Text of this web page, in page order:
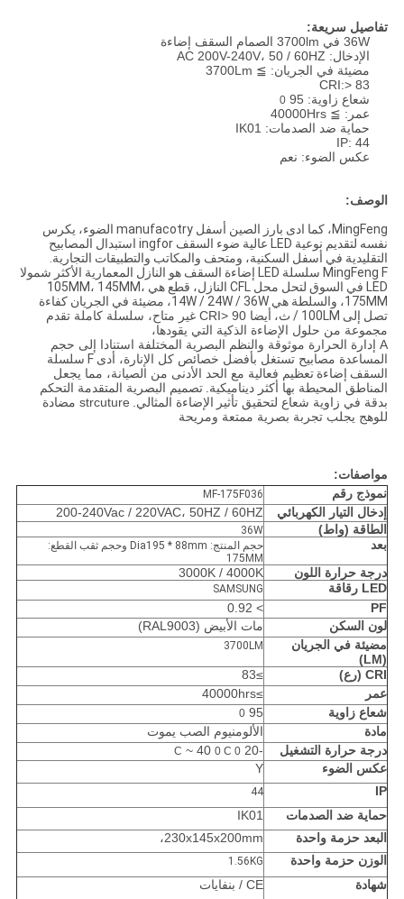
تفاصيل سريعة:
36W في 3700lm الصمام السقف إضاءة
الإدخال: AC 200V-240V، 50 / 60HZ
مضيئة في الجريان: ≧ 3700Lm
CRI:> 83
شعاع زاوية: 95
0
عمر: ≧ 40000Hrs
حماية ضد الصدمات: IK01
IP: 44
عكس الضوء: نعم
الوصف:
MingFeng، كما ادى بارز الصين أسفل manufacotry الضوء، يكرس
نفسه لتقديم نوعية LED عالية ضوء السقف ingfor استبدال المصابيح
التقليدية في أسفل السكنية، ومتحف والمكاتب والتطبيقات التجارية.
MingFeng F سلسلة LED إضاءة السقف هو النازل المعمارية الأكثر شمولا
LED في السوق لتحل محل CFL النازل، قطع هي 105MM، 145MM،
175MM، والسلطة هي 14W / 24W / 36W، مضيئة في الجريان كفاءة
تصل إلى 100LM / ث،
أيضا CRI> 90 غير متاح، سلسلة كاملة تقدم
مجموعة من حلول الإضاءة الذكية التي يقودها،
A إدارة الحرارة موثوقة والنظم البصرية المختلفة استنادا إلى حجم
المساعدة مصابيح تستغل بأفضل خصائص كل الإنارة، أدى
F سلسلة
السقف إضاءة تعظيم فعالية مع الحد الأدنى من الصيانة، مما يجعل
المناطق المحيطة بها أكثر ديناميكية. تصميم البصرية المتقدمة التحكم
بدقة في زاوية شعاع لتحقيقتأثير الإضاءة المثالي.
strcuture مضادة
للوهج يجلب تجربة بصرية ممتعة ومريحة
مواصفات:
نموذج رقم
MF-175F036
إدخال التيار الكهربائي
200-240Vac / 220VAC، 50HZ / 60HZ
الطاقة (واط)
36W
بعد
حجم المنتج: Dia195 * 88mm وحجم ثقب القطع:
175MM
درجة حرارة اللون
3000K / 4000K
LED رقاقة
SAMSUNG
PF
> 0.92
لون السكن
مات الأبيض (RAL9003)
مضيئة في الجريان
(LM)
3700LM
CRI (رع)
≥83
عمر
≥40000hrs
شعاع زاوية
95
0
مادة
الألومنيوم الصب يموت
درجة حرارة التشغيل
-20
0 C
~ 400 C
عكس الضوء
Y
IP
44
حماية ضد الصدمات
IK01
البعد حزمة واحدة
230x145x200mm،
الوزن حزمة واحدة
1.56KG
شهادة CE / بنفايات